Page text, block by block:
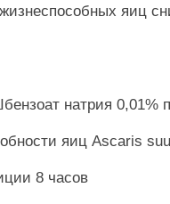
яиц
натрия 0,01%
яиц Ascaris
8 часов